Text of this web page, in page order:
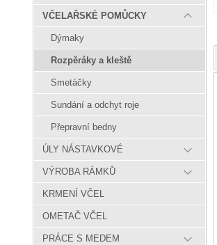
VČELAŘSKÉ POMŮCKY
Dýmaky
Rozpěráky a kleště
Smetáčky
Sundání a odchyt roje
Přepravní bedny
ÚLY NÁSTAVKOVÉ
VÝROBA RÁMKŮ
KRMENÍ VČEL
OMETAČ VČEL
PRÁCE S MEDEM